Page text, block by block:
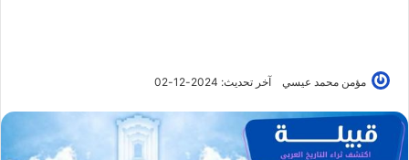
مؤمن محمد عيسي آخر تحديث: 2024-12-02